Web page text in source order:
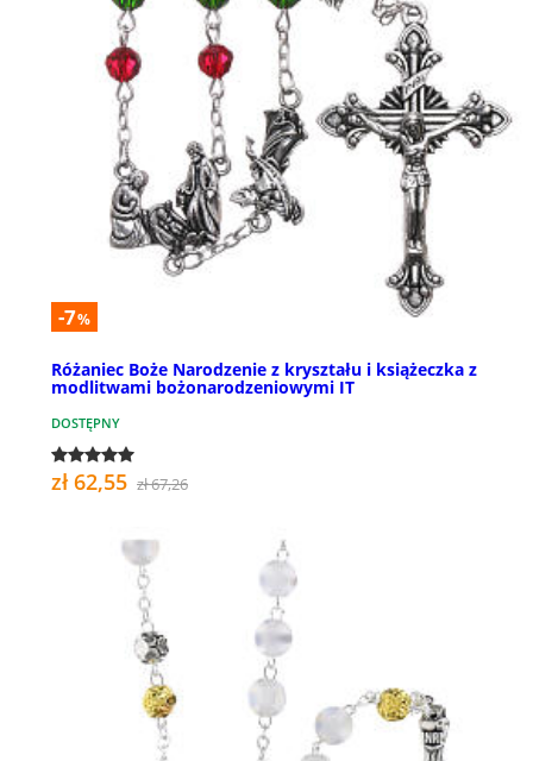
-7%
Różaniec Boże Narodzenie z kryształu i książeczka z
modlitwami bożonarodzeniowymi IT
DOSTĘPNY
zł 62,55 zł 67,26